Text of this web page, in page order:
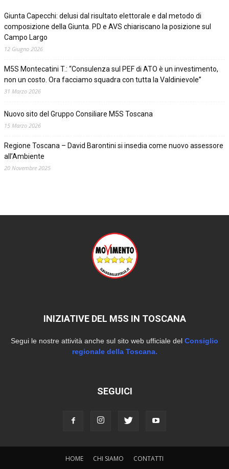
Giunta Capecchi: delusi dal risultato elettorale e dal metodo di
composizione della Giunta. PD e AVS chiariscano la posizione sul
Campo Largo
12 Giugno 2026
M5S Montecatini T.: “Consulenza sul PEF di ATO è un investimento,
non un costo. Ora facciamo squadra con tutta la Valdinievole”
31 Marzo 2026
Nuovo sito del Gruppo Consiliare M5S Toscana
15 Marzo 2026
Regione Toscana – David Barontini si insedia come nuovo assessore
all’Ambiente
20 Novembre 2025
INIZIATIVE DEL M5S IN TOSCANA
Segui le nostre attività anche sul sito web ufficiale del Consiglio
regionale della Toscana.
SEGUICI
HOME CHI SIAMO CONTATTI